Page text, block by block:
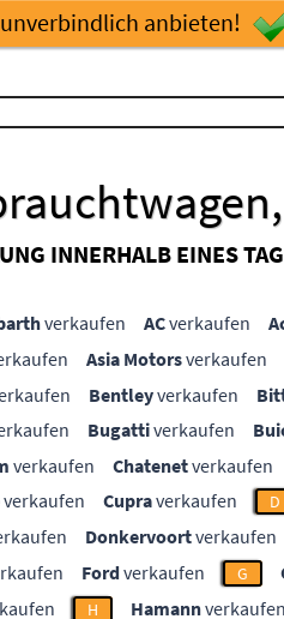
anbieten!
INNERHALB EINES
verkaufen ACverkaufen
Asia Motorsverkaufen
Bentleyverkaufen
Bugattiverkaufen
verkaufen Chatenetverkaufen
verkaufen Cupraverkaufen D
Donkervoortverkaufen
Fordverkaufen G
H Hamannverkaufen